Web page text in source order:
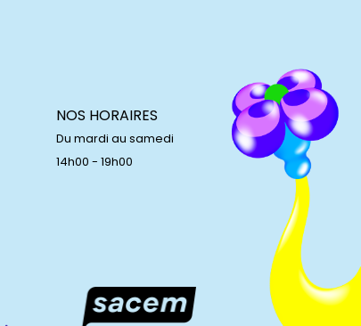
NOS HORAIRES
Du mardi au samedi
14h00 - 19h00